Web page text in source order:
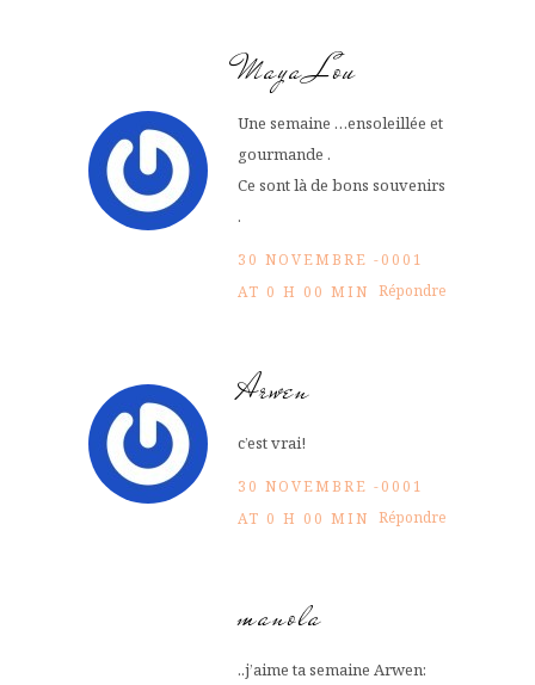
Maya Lou
Une semaine …ensoleillée et
gourmande .
Ce sont là de bons souvenirs
.
30 NOVEMBRE -0001
AT 0 H 00 MIN Répondre
Arwen
c’est vrai!
30 NOVEMBRE -0001
AT 0 H 00 MIN Répondre
manola
..j’aime ta semaine Arwen: